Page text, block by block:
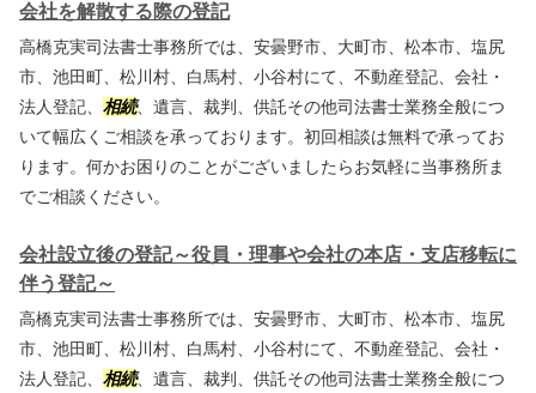
会社を解散する際の登記
高橋克実司法書士事務所では、安曇野市、大町市、松本市、塩尻
市、池田町、松川村、白馬村、小谷村にて、不動産登記、会社・
法人登記、 相続、遺言、裁判、供託その他司法書士業務全般につ
いて幅広くご相談を承っております。初回相談は無料で承ってお
ります。何かお困りのことがございましたらお気軽に当事務所ま
でご相談ください。
会社設立後の登記～役員・理事や会社の本店・支店移転に
伴う登記～
高橋克実司法書士事務所では、安曇野市、大町市、松本市、塩尻
市、池田町、松川村、白馬村、小谷村にて、不動産登記、会社・
法人登記、 相続、遺言、裁判、供託その他司法書士業務全般につ